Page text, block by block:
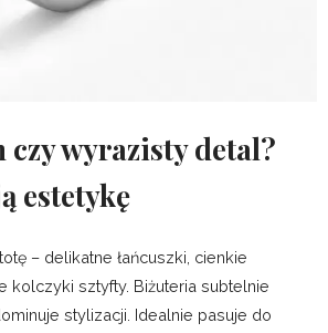
wyrazisty detal?
estetykę
– delikatne łańcuszki, cienkie
kolczyki sztyfty. Biżuteria subtelnie
stylizacji. Idealnie pasuje do